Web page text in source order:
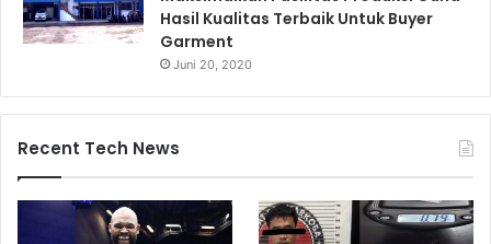
Hasil Kualitas Terbaik Untuk Buyer
Garment
Juni 20, 2020
Recent Tech News